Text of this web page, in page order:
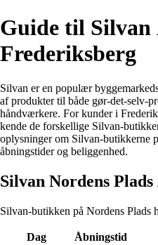
Guide til
Frederiksberg
Silvan er en populær
af produkter til både gør-det-selv-
håndværkere. For kunder i
kende de forskellige Silvan-
oplysninger om Silvan-butikkerne
åbningstider og beliggenhed.
Silvan Nordens
Silvan-butikken på Nordens Plads
Dag
Åbningstid